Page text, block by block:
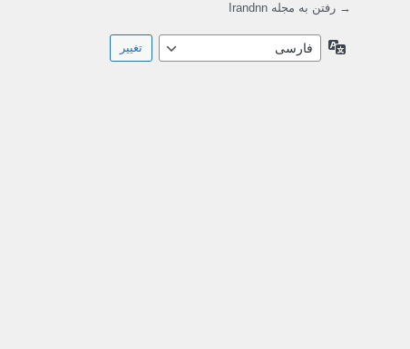
→ رفتن به مجله Irandnn
زبان